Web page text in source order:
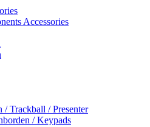
Accessories
/ Trackball / Presenter
/ Keypads